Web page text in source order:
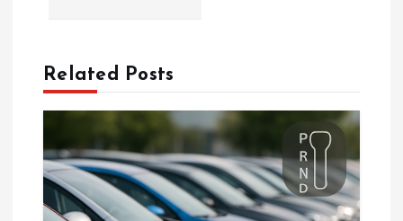
z
n
m
Related Posts